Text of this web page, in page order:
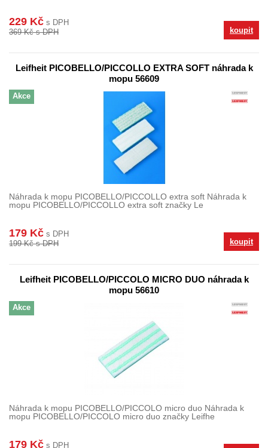
229 Kč s DPH
369 Kč s DPH
koupit
Akce
Leifheit PICOBELLO/PICCOLLO EXTRA SOFT náhrada k
mopu 56609
Náhrada k mopu PICOBELLO/PICCOLLO extra soft Náhrada k
mopu PICOBELLO/PICCOLLO extra soft značky Le
179 Kč s DPH
199 Kč s DPH
koupit
Akce
Leifheit PICOBELLO/PICCOLO MICRO DUO náhrada k
mopu 56610
Náhrada k mopu PICOBELLO/PICCOLO micro duo Náhrada k
mopu PICOBELLO/PICCOLO micro duo značky Leifhe
179 Kč s DPH